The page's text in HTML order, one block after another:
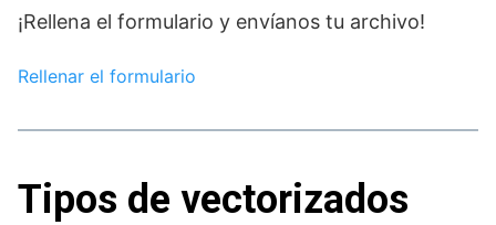
¡Rellena el formulario y envíanos tu archivo!
Rellenar el formulario
Tipos de vectorizados